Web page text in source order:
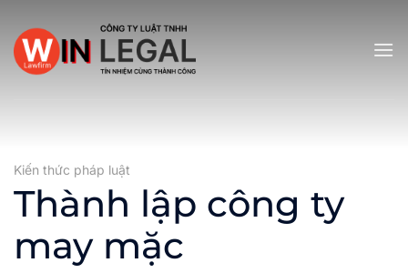
qua
nội
dung
Kiến thức pháp luật
Thành lập công ty
may mặc